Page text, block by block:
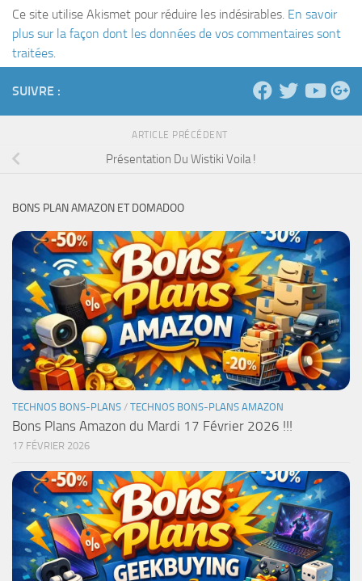
Ce site utilise Akismet pour réduire les indésirables. En savoir
plus sur la façon dont les données de vos commentaires sont
traitées.
SUIVRE :
ARTICLE PRÉCÉDENT
Présentation Du Wistiki Voila !
BONS PLAN AMAZON ET DOMADOO
TECHNOS BONS-PLANS / TECHNOS BONS-PLANS AMAZON
Bons Plans Amazon du Mardi 17 Février 2026 !!!
17 FÉVRIER 2026